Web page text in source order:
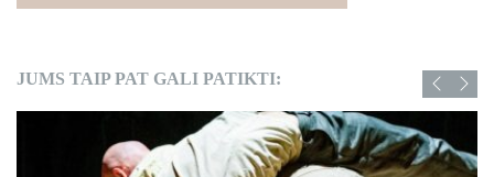
JUMS TAIP PAT GALI PATIKTI: